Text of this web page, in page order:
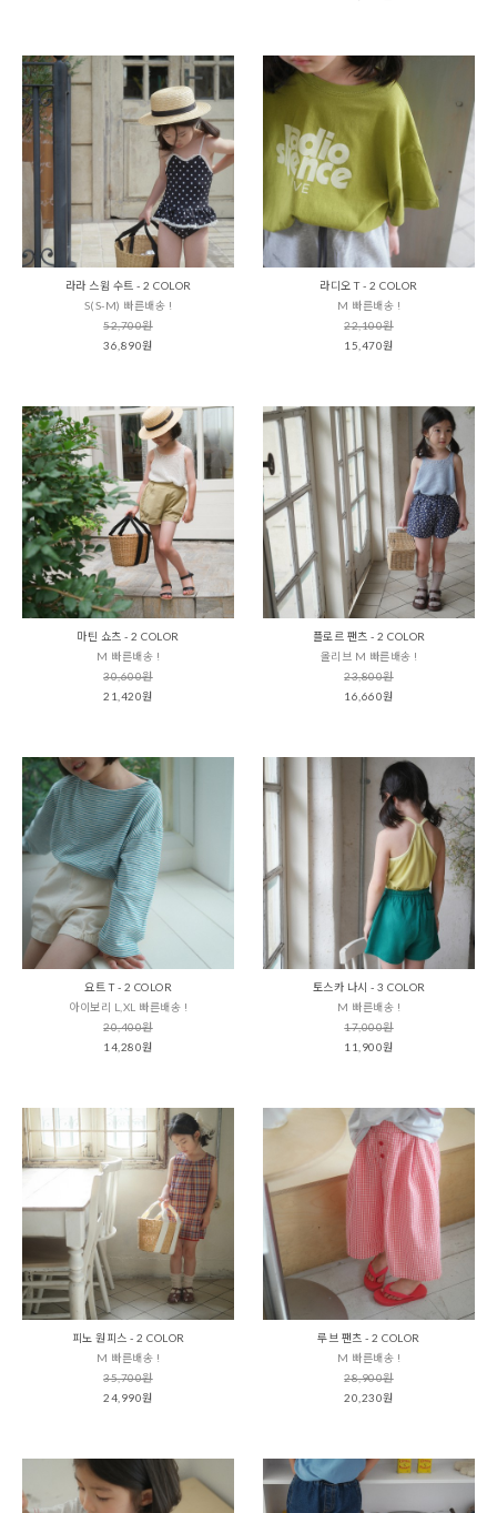
라라 스윔 수트 - 2 COLOR
S(S-M) 빠른배송 !
52,700원
36,890원
라디오 T - 2 COLOR
M 빠른배송 !
22,100원
15,470원
마틴 쇼츠 - 2 COLOR
M 빠른배송 !
30,600원
21,420원
플로르 팬츠 - 2 COLOR
올리브 M 빠른배송 !
23,800원
16,660원
요트 T - 2 COLOR
아이보리 L,XL 빠른배송 !
20,400원
14,280원
토스카 나시 - 3 COLOR
M 빠른배송 !
17,000원
11,900원
피노 원피스 - 2 COLOR
M 빠른배송 !
35,700원
24,990원
루브 팬츠 - 2 COLOR
M 빠른배송 !
28,900원
20,230원